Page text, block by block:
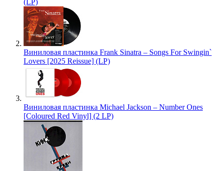
(LP)
Виниловая пластинка Frank Sinatra – Songs For Swingin`
Lovers [2025 Reissue] (LP)
Виниловая пластинка Michael Jackson – Number Ones
[Coloured Red Vinyl] (2 LP)